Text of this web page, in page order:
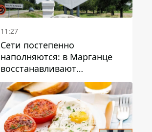
11:27
Сети постепенно
наполняются: в Марганце
восстанавливают
водоснабжение